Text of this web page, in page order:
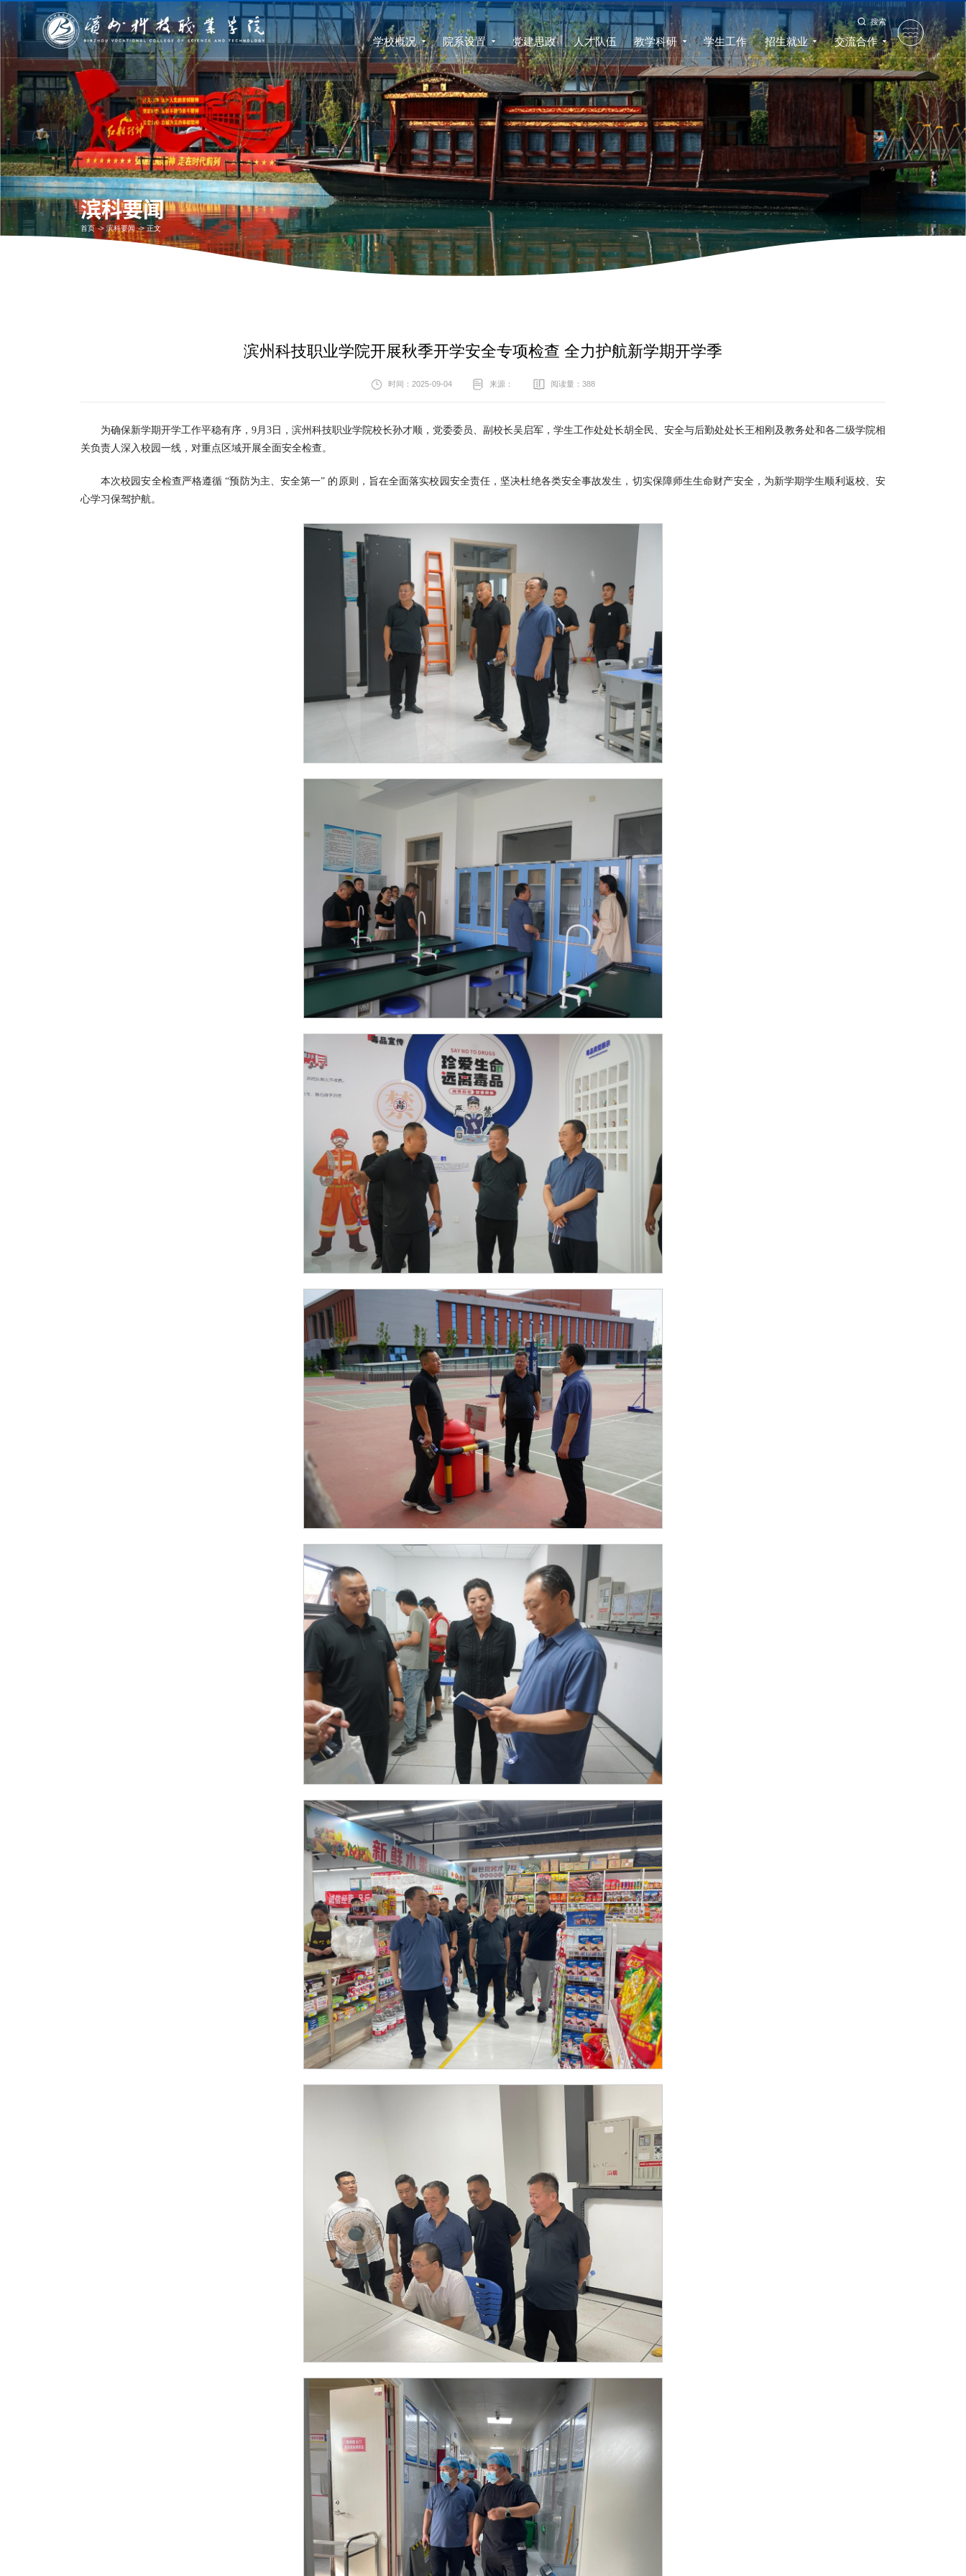
搜索
学校概况 院系设置 党建思政 人才队伍 教学科研 学生工作 招生就业 交流合作
滨科要闻
首页 -> 滨科要闻 -> 正文
滨州科技职业学院开展秋季开学安全专项检查 全力护航新学期开学季
时间：2025-09-04 来源： 阅读量： 388
为确保新学期开学工作平稳有序，9月3日，滨州科技职业学院校长孙才顺，党委委员、副校长吴启军，学生工作处处长胡全民、安全与后勤处处长王相刚及教务处和各二级学院相
关负责人深入校园一线，对重点区域开展全面安全检查。
本次校园安全检查严格遵循 “预防为主、安全第一” 的原则，旨在全面落实校园安全责任，坚决杜绝各类安全事故发生，切实保障师生生命财产安全，为新学期学生顺利返校、安
心学习保驾护航。